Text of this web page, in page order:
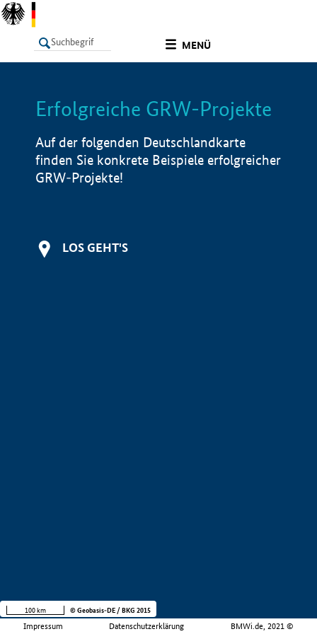
MENÜ
LISTE Info
Erfolgreiche GRW-Projekte
Auf der folgenden Deutschlandkarte
finden Sie konkrete Beispiele erfolgreicher
GRW-Projekte!
LOS GEHT'S
Impressum Datenschutzerklärung BMWi.de, 2021 ©
100 km © Geobasis-DE / BKG 2015